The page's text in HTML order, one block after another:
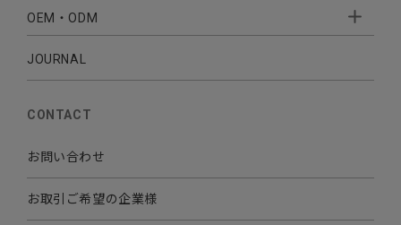
Sleepion
MOBILE
- Sleepion3
- 軟骨伝導式集音器
OEM・ODM
- OEM・ODM 開発
JOURNAL
CONTACT
お問い合わせ
お取引ご希望の企業様